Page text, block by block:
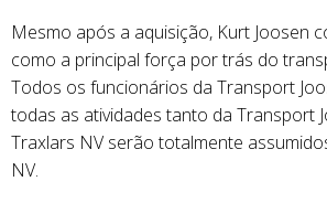
Mesmo após a aquisição, Kurt Joosen
como a principal força por trás do
Todos os funcionários da Transport
todas as atividades tanto da Transport
Traxlars NV serão totalmente
NV.